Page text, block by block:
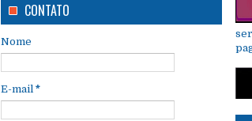
CONTATO
Nome
E-mail *